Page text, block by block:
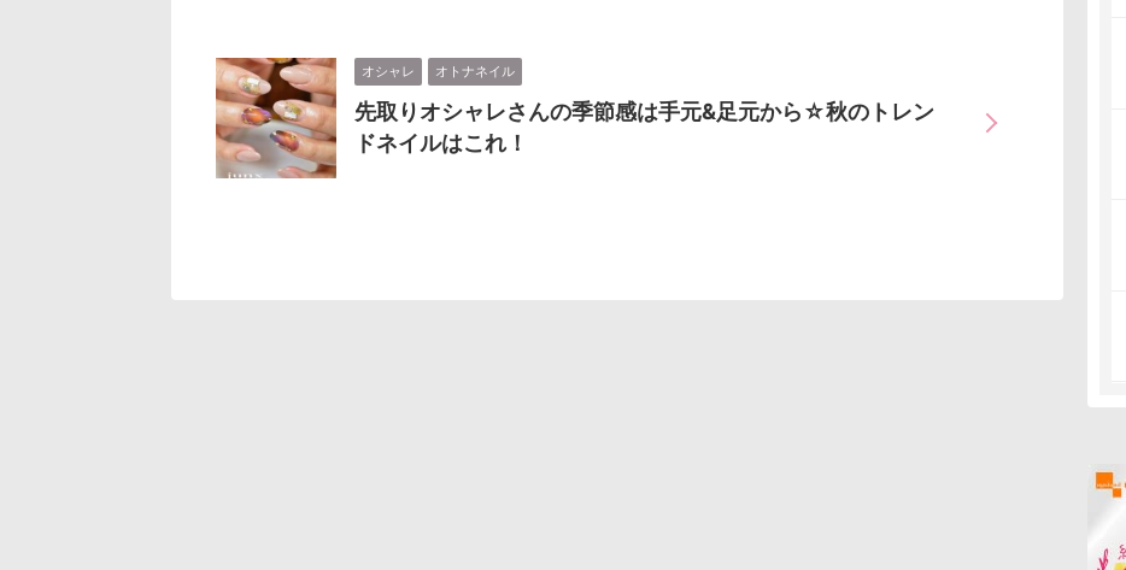
オシャレ オトナネイル
先取りオシャレさんの季節感は手元&足元から☆秋のトレン
ドネイルはこれ！